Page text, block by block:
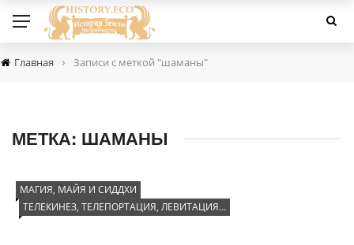
Главная › Записи с меткой "шаманы"
МЕТКА: ШАМАНЫ
МАГИЯ, МАЙЯ И СИДДХИ
ТЕЛЕКИНЕЗ, ТЕЛЕПОРТАЦИЯ, ЛЕВИТАЦИЯ…